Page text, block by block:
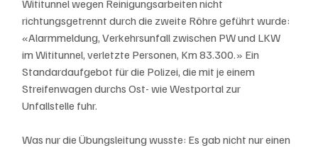
Wititunnel wegen Reinigungsarbeiten nicht
richtungsgetrennt durch die zweite Röhre geführt wurde:
«Alarmmeldung, Verkehrsunfall zwischen PW und LKW
im Wititunnel, verletzte Personen, Km 83.300.» Ein
Standardaufgebot für die Polizei, die mit je einem
Streifenwagen durchs Ost- wie Westportal zur
Unfallstelle fuhr.
Was nur die Übungsleitung wusste: Es gab nicht nur einen